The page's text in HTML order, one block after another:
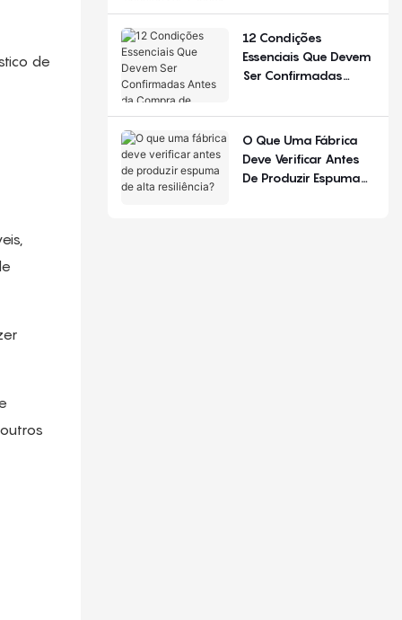
de
Máquinas De Espuma
De Poliuretano
12 Condições
Essenciais Que Devem
Ser Confirmadas
Equipamentos Para
O Que Uma Fábrica
Deve Verificar Antes
De Produzir Espuma